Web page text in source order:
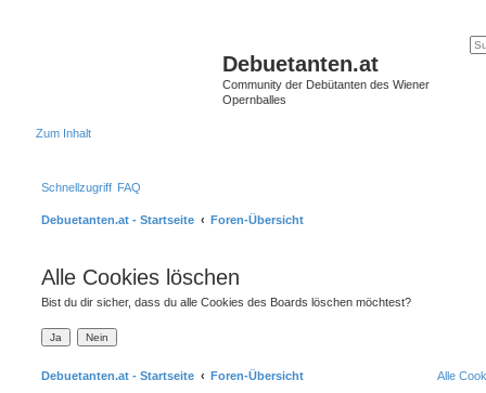
Debuetanten.at
Community der Debütanten des Wiener
Opernballes
Zum Inhalt
Schnellzugriff FAQ
Debuetanten.at - Startseite Foren-Übersicht
Alle Cookies löschen
Bist du dir sicher, dass du alle Cookies des Boards löschen möchtest?
Debuetanten.at - Startseite Foren-Übersicht Alle